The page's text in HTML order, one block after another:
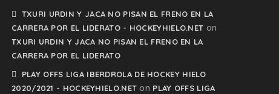
TXURI URDIN Y JACA NO PISAN EL FRENO EN LA
CARRERA POR EL LIDERATO - HOCKEYHIELO.NET on
TXURI URDIN Y JACA NO PISAN EL FRENO EN LA
CARRERA POR EL LIDERATO
PLAY OFFS LIGA IBERDROLA DE HOCKEY HIELO
2020/2021 - HOCKEYHIELO.NET on PLAY OFFS LIGA